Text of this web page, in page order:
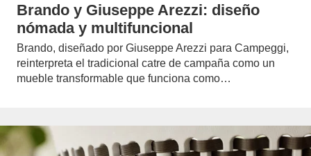
Brando y Giuseppe Arezzi: diseño
nómada y multifuncional
Brando, diseñado por Giuseppe Arezzi para Campeggi,
reinterpreta el tradicional catre de campaña como un
mueble transformable que funciona como…